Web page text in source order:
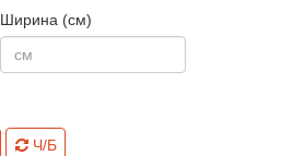
Ширина (см)
Ч/Б